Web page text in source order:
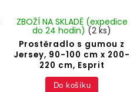
Prostěradlo s gumou z
Jersey, 90-100 cm x 200-
220 cm, Esprit
ZBOŽÍ NA SKLADĚ (expedice
do 24 hodin) (2 ks)
Do košíku